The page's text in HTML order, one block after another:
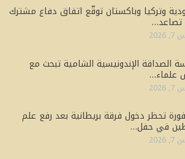
وتركيا وباكستان توقّع اتفاق دفاع مشترك
الصداقة الإندونيسية الشامية تبحث مع
علماء…
تحظر دخول فرقة بريطانية بعد رفع علم
في حفل…